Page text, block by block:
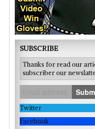
SUBSCRIBE
Thanks for read our
subscriber our
Twitter
Facebook